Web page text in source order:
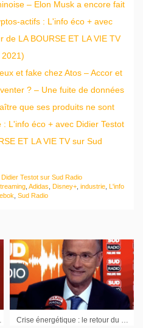
– Elon Musk a encore fait
actifs : L'info éco + avec
de LA BOURSE ET LA VIE TV
et fake chez Atos – Accor et
? – Une fuite de données
que ses produits ne sont
L'info éco + avec Didier Testot
ET LA VIE TV sur Sud
Testot sur Sud Radio
Adidas Disney+ industrie L'info
Sud Radio
pas si simple Crise énergétique : le retour du nucléaire